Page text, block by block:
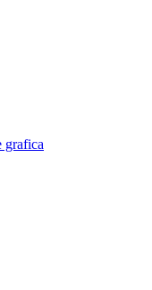
grafica